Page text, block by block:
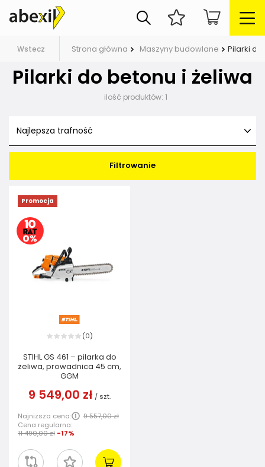
Wstecz Strona główna Maszyny budowlane Pilarki
Pilarki do betonu i żeliwa
ilość produktów: 1
Najlepsza trafność
Filtrowanie
Promocja
(0)
STIHL GS 461 – pilarka do
żeliwa, prowadnica 45 cm,
GGM
9 549,00 zł / szt.
Najniższa cena:
9 557,00 zł
Cena regularna:
11 490,00 zł -17%